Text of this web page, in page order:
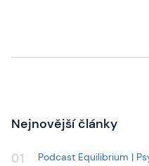
Nejnovější články
01
Podcast Equilibrium |